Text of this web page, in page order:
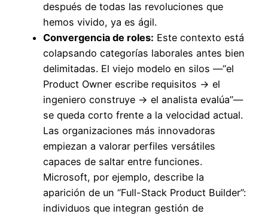
después de todas las revoluciones que
hemos vivido, ya es ágil.
Convergencia de roles: Este contexto está
colapsando categorías laborales antes bien
delimitadas. El viejo modelo en silos —“el
Product Owner escribe requisitos → el
ingeniero construye → el analista evalúa”—
se queda corto frente a la velocidad actual.
Las organizaciones más innovadoras
empiezan a valorar perfiles versátiles
capaces de saltar entre funciones.
Microsoft, por ejemplo, describe la
aparición de un “Full-Stack Product Builder”:
individuos que integran gestión de